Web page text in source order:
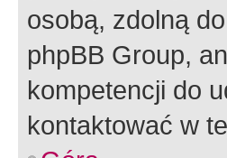
osobą, zdolną
phpBB Group,
kompetencji do
kontaktować w